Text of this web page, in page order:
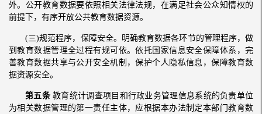
外。公开教育数据要依照相关法律法规，在满足社会公众知情权的
前提下，有序开放公共教育数据资源。
(三)规范程序，保障安全。明确教育数据各环节的管理程序，做
到教育数据管理全过程有规可依。依托国家信息安全保障体系，完
善教育数据共享与公开安全机制，保护个人隐私信息，保障教育数
据资源安全。
第五条教育统计调查项目和行政业务管理信息系统的负责单位
为相关数据管理的第一责任主体，应根据本办法制定本部门教育数